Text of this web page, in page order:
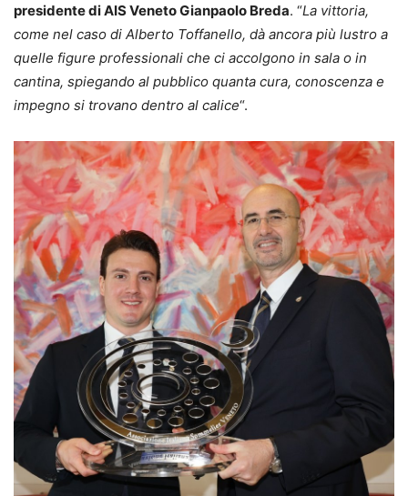
presidente di AIS Veneto Gianpaolo Breda. “La vittoria,
come nel caso di Alberto Toffanello, dà ancora più lustro a
quelle figure professionali che ci accolgono in sala o in
cantina, spiegando al pubblico quanta cura, conoscenza e
impegno si trovano dentro al calice“.